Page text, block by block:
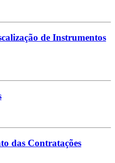
de Instrumentos
das Contratações